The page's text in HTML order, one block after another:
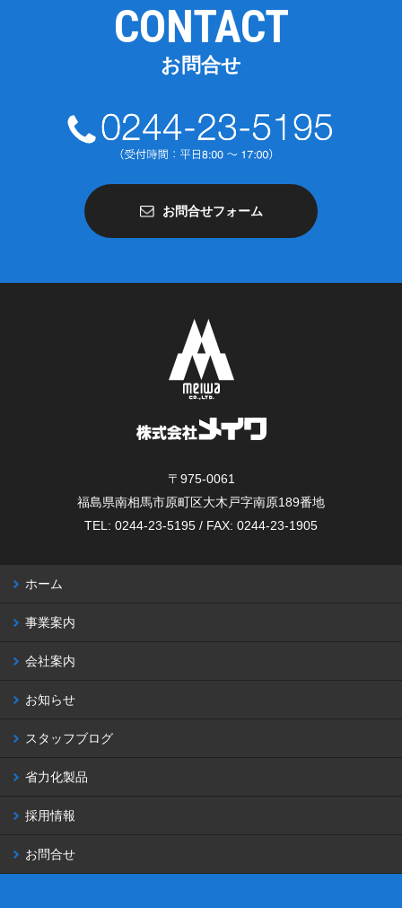
CONTACT
お問合せ
お問合せフォーム
〒975-0061
福島県南相馬市原町区大木戸字南原189番地
TEL: 0244-23-5195 / FAX: 0244-23-1905
ホーム
事業案内
会社案内
お知らせ
スタッフブログ
省力化製品
採用情報
お問合せ